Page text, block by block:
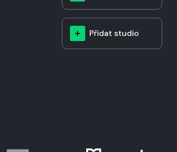
Přidat studio